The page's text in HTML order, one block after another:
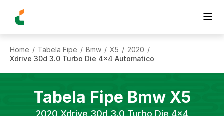
Home / Tabela Fipe / Bmw / X5 / 2020 /
Xdrive 30d 3.0 Turbo Die 4x4 Automatico
Tabela Fipe Bmw X5
2020 Xdrive 30d 3.0 Turbo Die 4x4